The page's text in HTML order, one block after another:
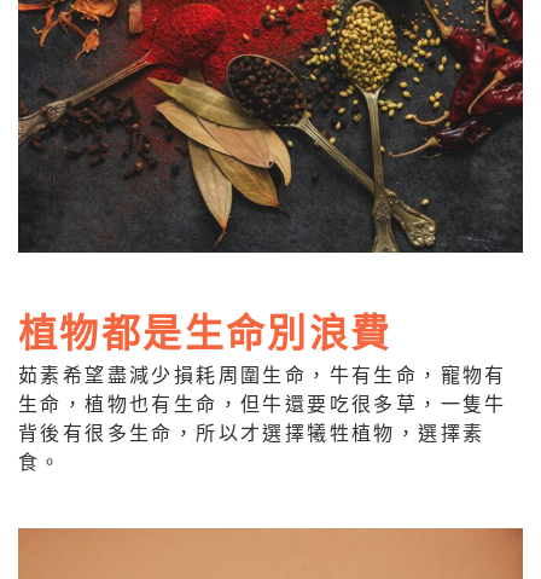
植物都是生命別浪費
茹素希望盡減少損耗周圍生命，牛有生命，寵物有
生命，植物也有生命，但牛還要吃很多草，一隻牛
背後有很多生命，所以才選擇犧牲植物，選擇素
食。